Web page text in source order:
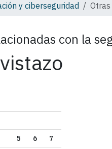
y ciberseguridad
con la
5 6
7